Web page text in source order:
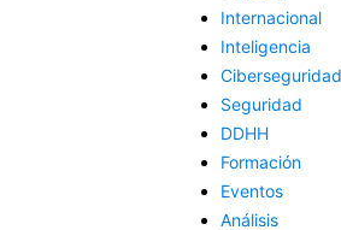
Internacional
Inteligencia
Ciberseguridad
Seguridad
DDHH
Formación
Eventos
Análisis